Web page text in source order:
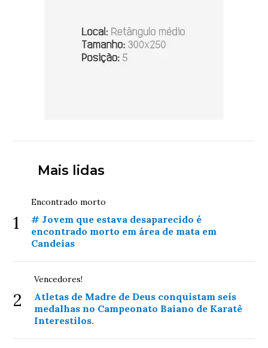
Mais lidas
1
Encontrado morto
# Jovem que estava desaparecido é
encontrado morto em área de mata em
Candeias
2
Vencedores!
Atletas de Madre de Deus conquistam seis
medalhas no Campeonato Baiano de Karatê
Interestilos.